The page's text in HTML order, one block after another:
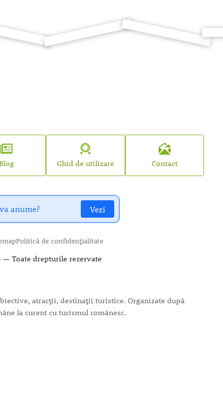
Ghid de utilizare Contact
Vezi
Politică de confidențialitate
— Toate drepturile rezervate
atracții, destinații turistice. Organizate după
la curent cu turismul românesc.